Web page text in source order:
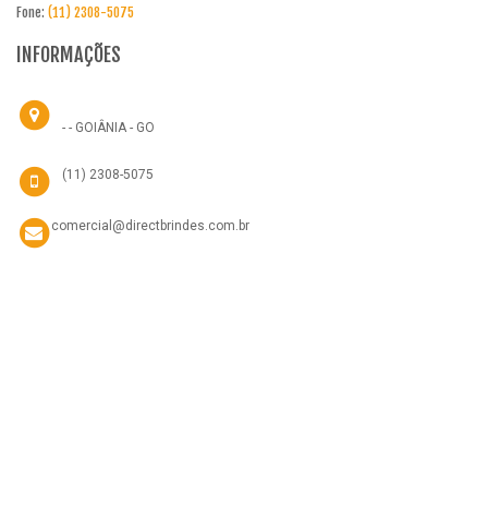
Fone: (11) 2308-5075
INFORMAÇÕES
- - GOIÂNIA - GO
(11) 2308-5075
comercial@directbrindes.com.br